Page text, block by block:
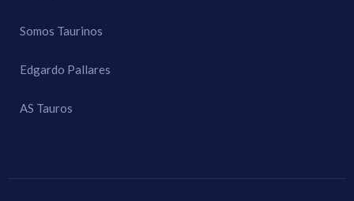
Somos Taurinos
Edgardo Pallares
AS Tauros